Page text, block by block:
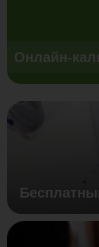
Онлайн-